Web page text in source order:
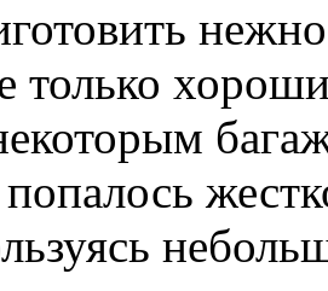
только